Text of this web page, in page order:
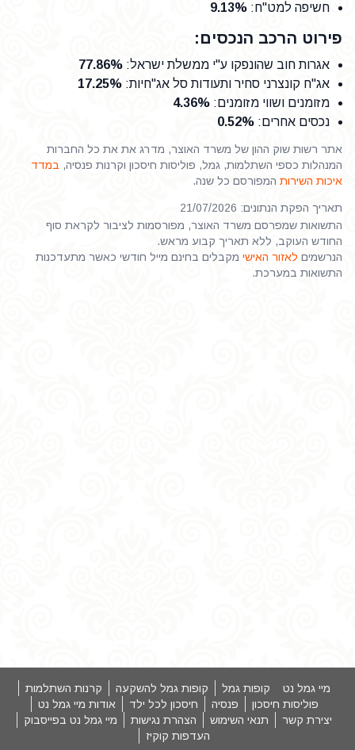
חשיפה למט"ח:
9.13%
פירוט הרכב הנכסים:
אגרות חוב שהונפקו ע"י ממשלת ישראל:
77.86%
אג"ח קונצרני סחיר ותעודות סל אג"חיות:
17.25%
מזומנים ושווי מזומנים:
4.36%
נכסים אחרים:
0.52%
אתר רשות שוק ההון של משרד האוצר, מדרג את את כל החברות
המנהלות כספי השתלמות, גמל, פוליסות חיסכון וקרנות פנסיה, במדד
איכות השירות המפורסם כל שנה.
תאריך הפקת הנתונים: 21/07/2026
התשואות שמפרסם משרד האוצר, מפורסמות לציבור לקראת סוף
החודש העוקב, ללא תאריך קבוע מראש.
הנרשמים לאזור האישי מקבלים בחינם מייל חודשי כאשר מתעדכנות
התשואות במערכת.
מיי גמל נט קופות גמל קופות גמל להשקעה
קרנות השתלמות
פוליסות חיסכון
פנסיה חיסכון לכל ילד
אודות מיי גמל נט
יצירת קשר
תנאי השימוש הצהרת נגישות
מיי גמל נט בפייסבוק
העדפות קוקיז